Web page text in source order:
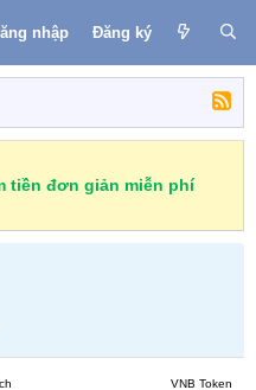
nhập Đăng ký
tiền đơn giản miễn phí
VNB Token